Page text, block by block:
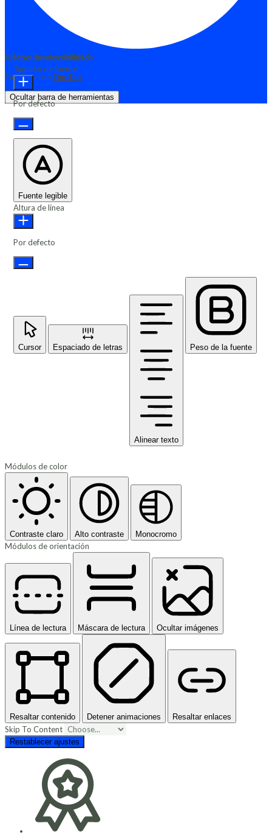
Ajustes de accesibilidad
Funciona con OneTap
Ocultar barra de herramientas
Módulos de contenido
Tamaño de fuente
Por defecto
Fuente legible
Altura de línea
Por defecto
Cursor Espaciado de letras
Alinear texto
Peso de la fuente
Módulos de color
Contraste claro Alto contraste Monocromo
Módulos de orientación
Línea de lectura Máscara de lectura Ocultar imágenes
Resaltar contenido Detener animaciones Resaltar enlaces
Skip To Content
Restablecer ajustes